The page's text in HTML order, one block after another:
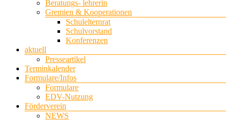
Beratungs- lehrerin
Gremien & Kooperationen
Schulelternrat
Schulvorstand
Konferenzen
aktuell
Presseartikel
Terminkalender
Formulare/Infos
Formulare
EDV-Nutzung
Förderverein
NEWS